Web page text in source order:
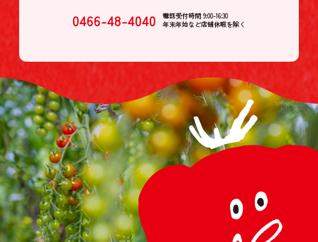
0466-48-4040
電話受付時間 9:00-16:30
年末年始など店舗休暇を除く